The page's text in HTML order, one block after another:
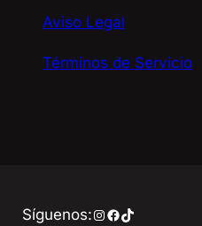
Aviso Legal
Términos de Servicio
Síguenos:Instagram
Facebook
TikTok